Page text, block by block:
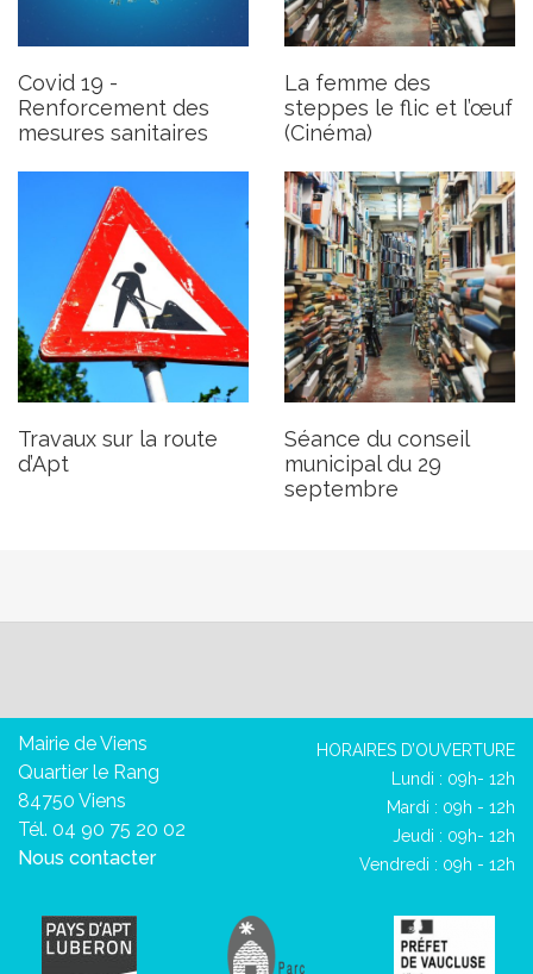
Covid 19 -
Renforcement des
mesures sanitaires
La femme des
steppes le flic et l’œuf
(Cinéma)
Travaux sur la route
d’Apt
Séance du conseil
municipal du 29 septembre
2020
Séance du conseil
municipal du 29
septembre
Mairie de Viens
Quartier le Rang
84750 Viens
Tél. 04 90 75 20 02
Nous contacter
HORAIRES D’OUVERTURE
Lundi : 09h- 12h
Mardi : 09h - 12h
Jeudi : 09h- 12h
Vendredi : 09h - 12h